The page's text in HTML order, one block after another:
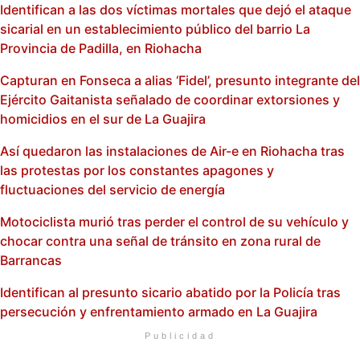
Identifican a las dos víctimas mortales que dejó el ataque
sicarial en un establecimiento público del barrio La
Provincia de Padilla, en Riohacha
Capturan en Fonseca a alias ‘Fidel’, presunto integrante del
Ejército Gaitanista señalado de coordinar extorsiones y
homicidios en el sur de La Guajira
Así quedaron las instalaciones de Air-e en Riohacha tras
las protestas por los constantes apagones y
fluctuaciones del servicio de energía
Motociclista murió tras perder el control de su vehículo y
chocar contra una señal de tránsito en zona rural de
Barrancas
Identifican al presunto sicario abatido por la Policía tras
persecución y enfrentamiento armado en La Guajira
Publicidad